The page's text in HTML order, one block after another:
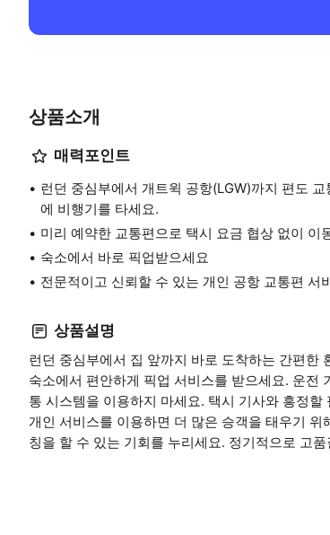
상품소개
매력포인트
런던 중심부에서 개트윅 공항(LGW)까지 편도
에 비행기를 타세요.
미리 예약한 교통편으로 택시 요금 협상 없이 이
숙소에서 바로 픽업받으세요
전문적이고 신뢰할 수 있는 개인 공항 교통편 서
상품설명
런던 중심부에서 집 앞까지 바로 도착하는 간편한
숙소에서 편안하게 픽업 서비스를 받으세요. 운전
통 시스템을 이용하지 마세요. 택시 기사와 흥정
개인 서비스를 이용하면 더 많은 승객을 태우기
칭을 할 수 있는 기회를 누리세요. 정기적으로 고